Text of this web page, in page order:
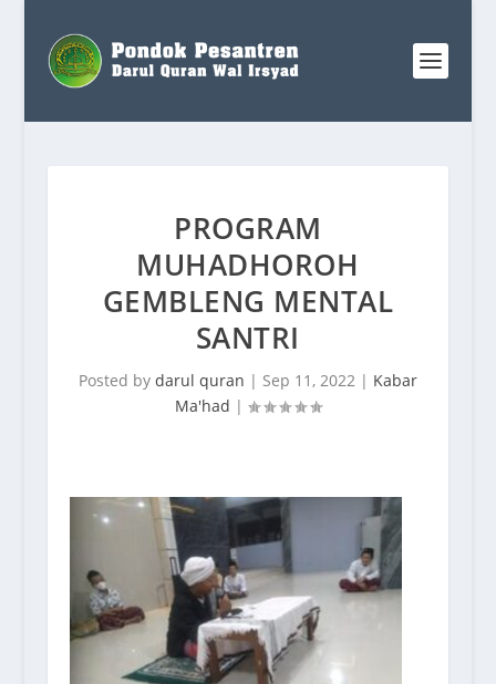
PROGRAM
MUHADHOROH
GEMBLENG MENTAL
SANTRI
Posted by darul quran | Sep 11, 2022| Kabar
Ma'had |